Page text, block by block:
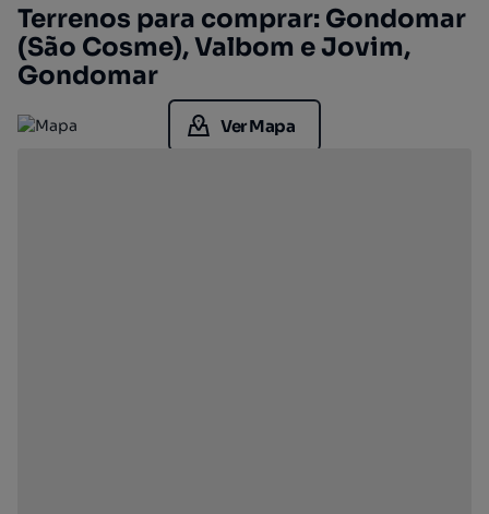
Terrenos para comprar: Gondomar
(São Cosme), Valbom e Jovim,
Gondomar
Ver Mapa